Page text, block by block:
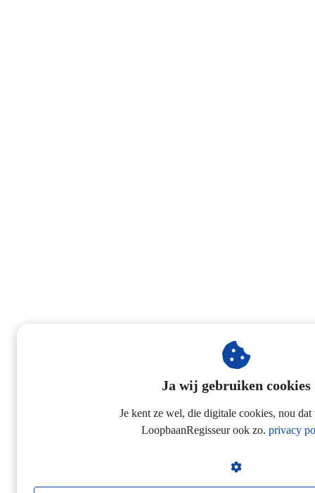
Ja wij gebruiken cookies
Je kent ze wel, die digitale cookies, nou
LoopbaanRegisseur ook zo. privacy